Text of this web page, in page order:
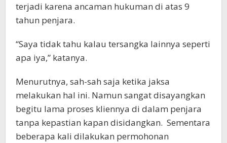
terjadi karena ancaman hukuman di atas 9
tahun penjara.
“Saya tidak tahu kalau tersangka lainnya seperti
apa iya,” katanya.
Menurutnya, sah-sah saja ketika jaksa
melakukan hal ini. Namun sangat disayangkan
begitu lama proses kliennya di dalam penjara
tanpa kepastian kapan disidangkan. Sementara
beberapa kali dilakukan permohonan